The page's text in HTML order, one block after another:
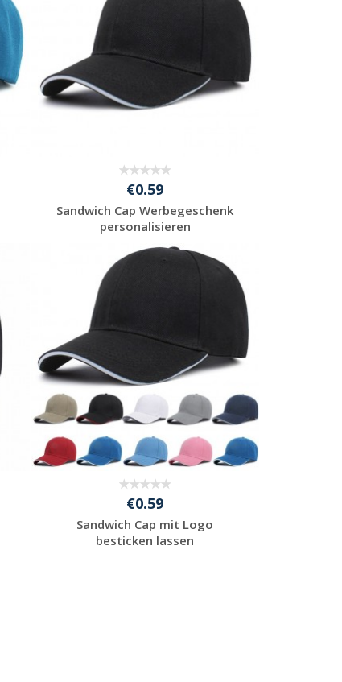
€0.59
Sandwich Cap Werbegeschenk
personalisieren
Jetzt Angebot
€0.59
Sandwich Cap mit Logo
besticken lassen